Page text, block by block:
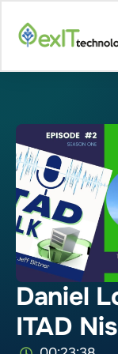
Daniel
ITAD